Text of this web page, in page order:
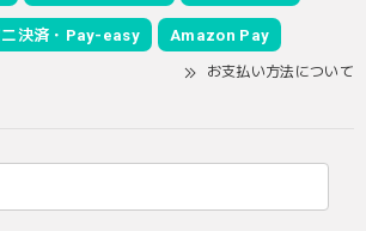
ニ決済・Pay-easy Amazon Pay
お支払い方法について